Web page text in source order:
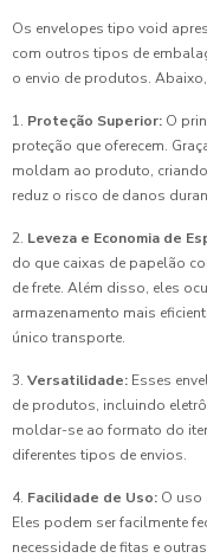
Os envelopes tipo void
com outros tipos de
o envio de produtos.
1. Proteção Superior: O
proteção que oferecem.
moldam ao produto,
reduz o risco de danos
2. Leveza e Economia de
do que caixas de papelão
de frete. Além disso, eles
armazenamento mais
único transporte.
3. Versatilidade: Esses
de produtos, incluindo
moldar-se ao formato do
diferentes tipos de envios.
4. Facilidade de Uso: O uso
Eles podem ser facilmente
necessidade de fitas e